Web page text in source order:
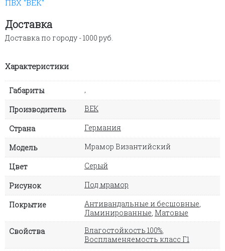
панель
Мрамор
Византийский
2700х500х9
ПВХ "ВЕК"
Доставка
Доставка по городу - 1000 руб.
Характеристики
Габариты
Производитель ВЕК
Страна Германия
Модель Мрамор Византийский
Цвет Серый
Рисунок Под мрамор
Покрытие Антивандальные и бесшовные
Ламинированные Матовые
Свойства
Влагостойкость 100%
Воспламеняемость класс Г1